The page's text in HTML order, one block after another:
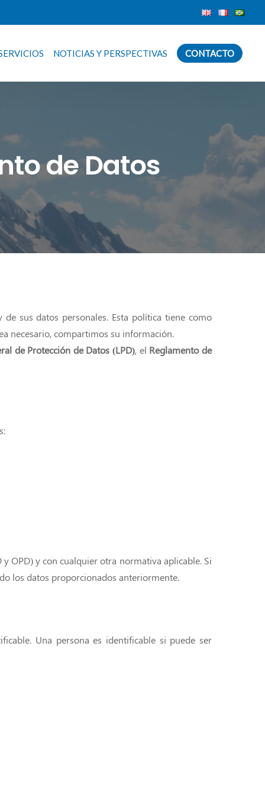
NOTICIAS Y PERSPECTIVAS CONTACTO
de Datos
sus datos personales. Esta política tiene como
necesario, compartimos su información.
de Protección de Datos (LPD), el Reglamento de
OPD) y con cualquier otra normativa aplicable. Si
los datos proporcionados anteriormente.
Una persona es identificable si puede ser